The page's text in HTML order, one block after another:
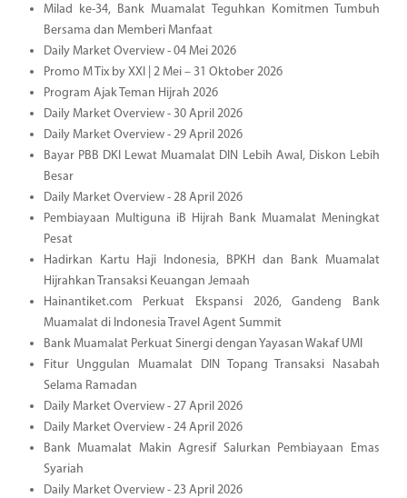
Milad ke-34, Bank Muamalat Teguhkan Komitmen Tumbuh
Bersama dan Memberi Manfaat
Daily Market Overview - 04 Mei 2026
Promo M Tix by XXI | 2 Mei – 31 Oktober 2026
Program Ajak Teman Hijrah 2026
Daily Market Overview - 30 April 2026
Daily Market Overview - 29 April 2026
Bayar PBB DKI Lewat Muamalat DIN Lebih Awal, Diskon Lebih
Besar
Daily Market Overview - 28 April 2026
Pembiayaan Multiguna iB Hijrah Bank Muamalat Meningkat
Pesat
Hadirkan Kartu Haji Indonesia, BPKH dan Bank Muamalat
Hijrahkan Transaksi Keuangan Jemaah
Hainantiket.com Perkuat Ekspansi 2026, Gandeng Bank
Muamalat di Indonesia Travel Agent Summit
Bank Muamalat Perkuat Sinergi dengan Yayasan Wakaf UMI
Fitur Unggulan Muamalat DIN Topang Transaksi Nasabah
Selama Ramadan
Daily Market Overview - 27 April 2026
Daily Market Overview - 24 April 2026
Bank Muamalat Makin Agresif Salurkan Pembiayaan Emas
Syariah
Daily Market Overview - 23 April 2026